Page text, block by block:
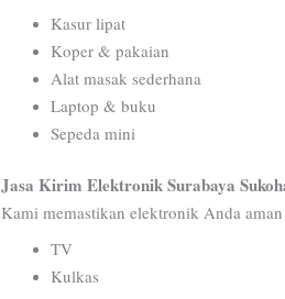
Kasur lipat
Koper & pakaian
Alat masak sederhana
Laptop & buku
Sepeda mini
Jasa Kirim Elektronik Surabaya
Kami memastikan elektronik Anda
TV
Kulkas